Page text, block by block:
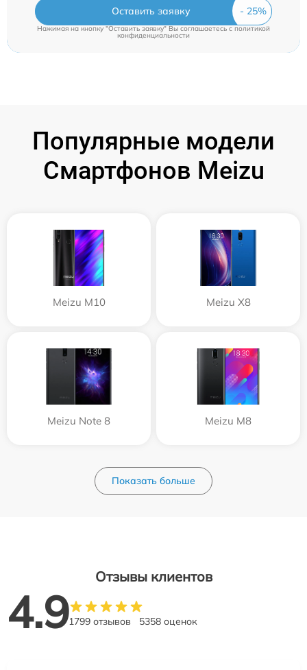
Оставить заявку
Нажимая на кнопку "Оставить заявку" Вы соглашаетесь cполитикой
конфиденциальности
Популярные модели
Смартфонов Meizu
Meizu M10 Meizu X8
Meizu Note 8 Meizu M8
Показать больше
Отзывы клиентов
4.91799 отзывов 5358 оценок